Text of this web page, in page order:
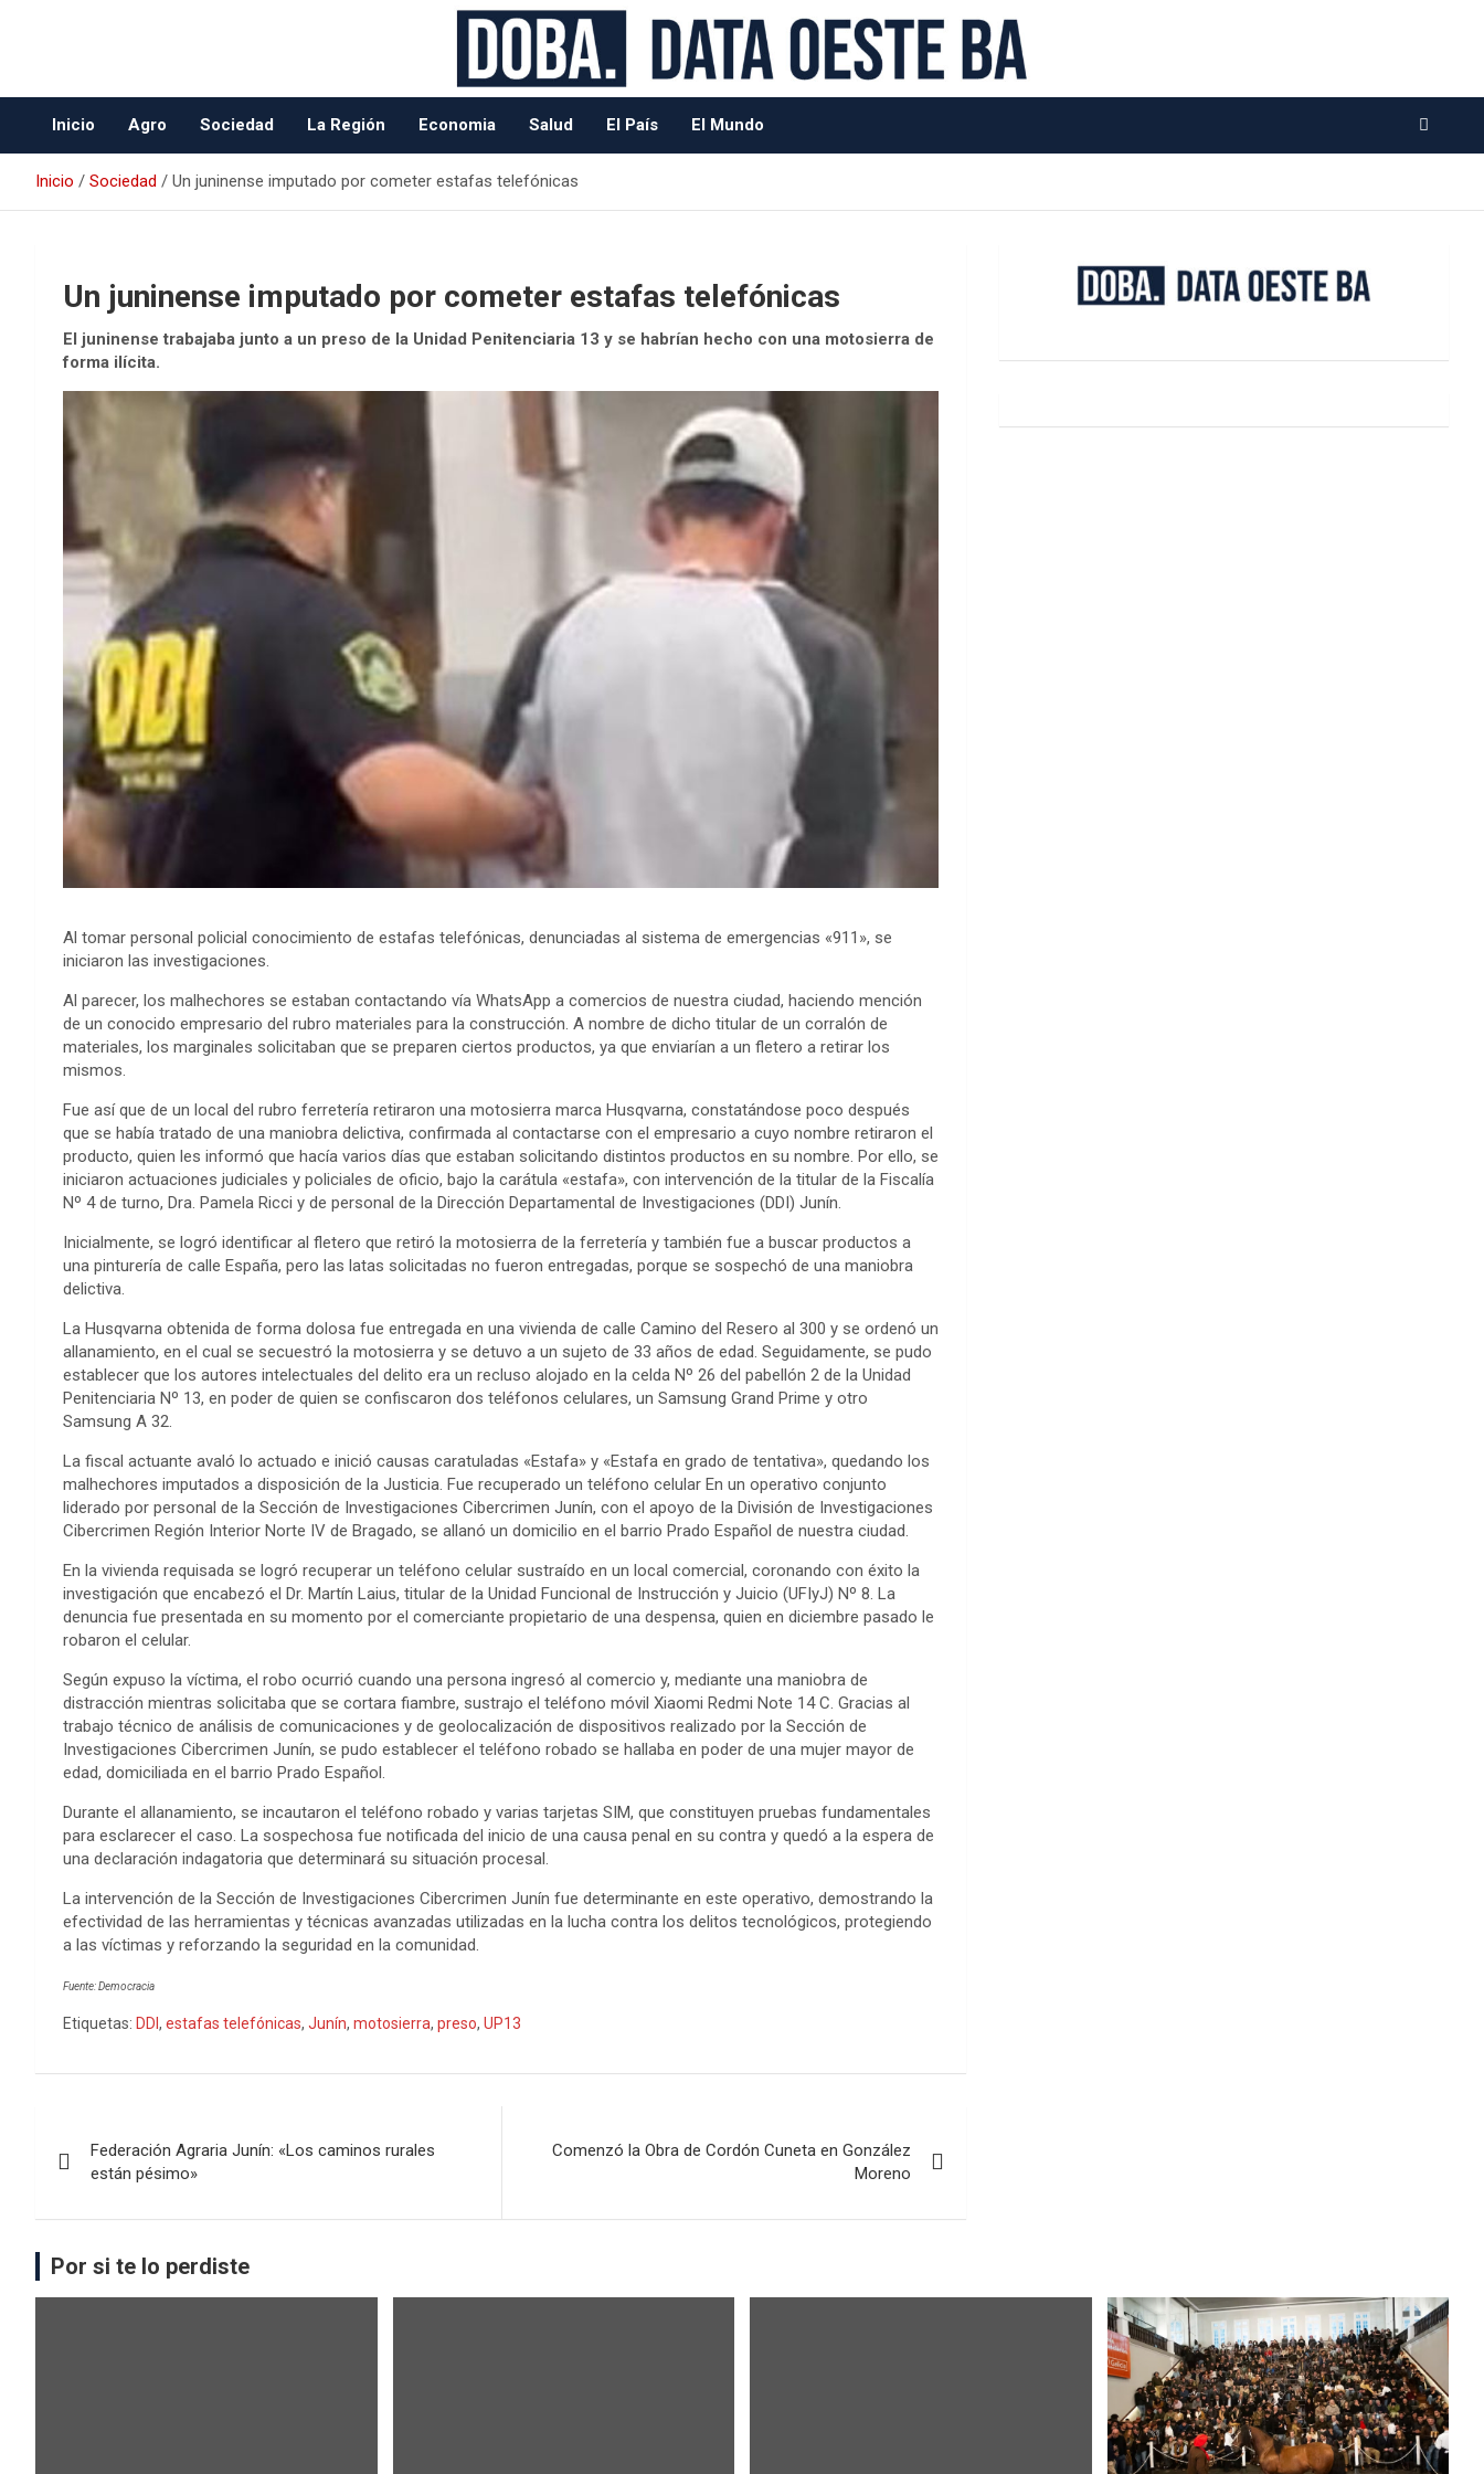
Data Oeste BA
Inicio Agro Sociedad La Región Economia Salud El País El Mundo
Inicio Sociedad Un juninense imputado por cometer estafas telefónicas
Un juninense imputado por cometer estafas telefónicas
El juninense trabajaba junto a un preso de la Unidad Penitenciaria 13 y se habrían hecho con una motosierra de
forma ilícita.
Al tomar personal policial conocimiento de estafas telefónicas, denunciadas al sistema de emergencias «911», se
iniciaron las investigaciones.
Al parecer, los malhechores se estaban contactando vía WhatsApp a comercios de nuestra ciudad, haciendo mención
de un conocido empresario del rubro materiales para la construcción. A nombre de dicho titular de un corralón de
materiales, los marginales solicitaban que se preparen ciertos productos, ya que enviarían a un fletero a retirar los
mismos.
Fue así que de un local del rubro ferretería retiraron una motosierra marca Husqvarna, constatándose poco después
que se había tratado de una maniobra delictiva, confirmada al contactarse con el empresario a cuyo nombre retiraron el
producto, quien les informó que hacía varios días que estaban solicitando distintos productos en su nombre. Por ello, se
iniciaron actuaciones judiciales y policiales de oficio, bajo la carátula «estafa», con intervención de la titular de la Fiscalía
Nº 4 de turno, Dra. Pamela Ricci y de personal de la Dirección Departamental de Investigaciones (DDI) Junín.
Inicialmente, se logró identificar al fletero que retiró la motosierra de la ferretería y también fue a buscar productos a
una pinturería de calle España, pero las latas solicitadas no fueron entregadas, porque se sospechó de una maniobra
delictiva.
La Husqvarna obtenida de forma dolosa fue entregada en una vivienda de calle Camino del Resero al 300 y se ordenó un
allanamiento, en el cual se secuestró la motosierra y se detuvo a un sujeto de 33 años de edad. Seguidamente, se pudo
establecer que los autores intelectuales del delito era un recluso alojado en la celda Nº 26 del pabellón 2 de la Unidad
Penitenciaria Nº 13, en poder de quien se confiscaron dos teléfonos celulares, un Samsung Grand Prime y otro
Samsung A 32.
La fiscal actuante avaló lo actuado e inició causas caratuladas «Estafa» y «Estafa en grado de tentativa», quedando los
malhechores imputados a disposición de la Justicia. Fue recuperado un teléfono celular En un operativo conjunto
liderado por personal de la Sección de Investigaciones Cibercrimen Junín, con el apoyo de la División de Investigaciones
Cibercrimen Región Interior Norte IV de Bragado, se allanó un domicilio en el barrio Prado Español de nuestra ciudad.
En la vivienda requisada se logró recuperar un teléfono celular sustraído en un local comercial, coronando con éxito la
investigación que encabezó el Dr. Martín Laius, titular de la Unidad Funcional de Instrucción y Juicio (UFIyJ) Nº 8. La
denuncia fue presentada en su momento por el comerciante propietario de una despensa, quien en diciembre pasado le
robaron el celular.
Según expuso la víctima, el robo ocurrió cuando una persona ingresó al comercio y, mediante una maniobra de
distracción mientras solicitaba que se cortara fiambre, sustrajo el teléfono móvil Xiaomi Redmi Note 14 C. Gracias al
trabajo técnico de análisis de comunicaciones y de geolocalización de dispositivos realizado por la Sección de
Investigaciones Cibercrimen Junín, se pudo establecer el teléfono robado se hallaba en poder de una mujer mayor de
edad, domiciliada en el barrio Prado Español.
Durante el allanamiento, se incautaron el teléfono robado y varias tarjetas SIM, que constituyen pruebas fundamentales
para esclarecer el caso. La sospechosa fue notificada del inicio de una causa penal en su contra y quedó a la espera de
una declaración indagatoria que determinará su situación procesal.
La intervención de la Sección de Investigaciones Cibercrimen Junín fue determinante en este operativo, demostrando la
efectividad de las herramientas y técnicas avanzadas utilizadas en la lucha contra los delitos tecnológicos, protegiendo
a las víctimas y reforzando la seguridad en la comunidad.
Fuente: Democracia
Etiquetas: DDI , estafas telefónicas, Junín, motosierra, preso, UP13
Federación Agraria Junín: «Los caminos rurales
están pésimo»
Comenzó la Obra de Cordón Cuneta en González
Moreno
Por si te lo perdiste